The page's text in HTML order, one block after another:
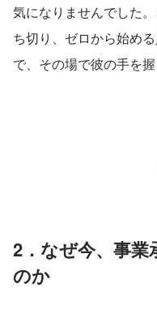
気になりませんでした
ち切り、ゼロから始め
で、その場で彼の手を握
2．なぜ今、事業
のか